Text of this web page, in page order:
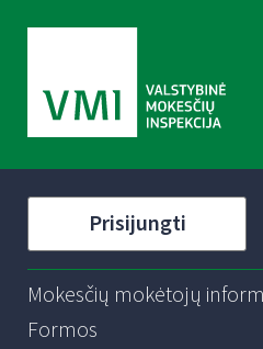
Prisijungti
Mokesčių mokėtojų
Formos